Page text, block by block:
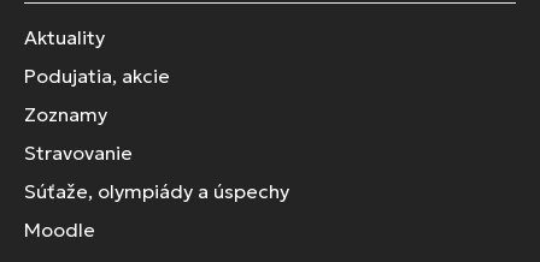
Aktuality
Podujatia, akcie
Zoznamy
Stravovanie
Súťaže, olympiády a úspechy
Moodle